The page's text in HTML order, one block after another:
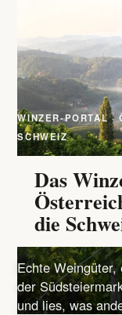
WINZER-PORTAL ·
SCHWEIZ
Das
die
Echte
der
und lies, was